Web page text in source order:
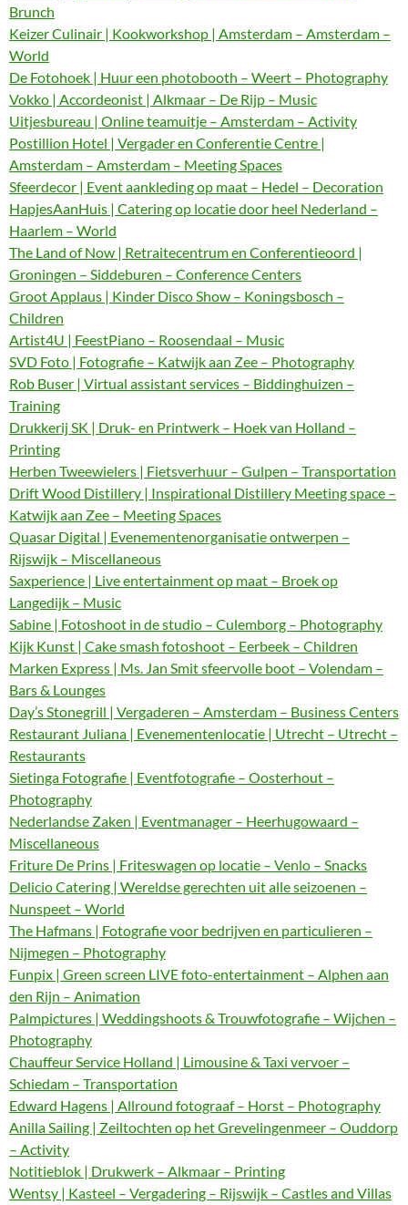
Brunch
Keizer Culinair | Kookworkshop | Amsterdam – Amsterdam –
World
De Fotohoek | Huur een photobooth – Weert – Photography
Vokko | Accordeonist | Alkmaar – De Rijp – Music
Uitjesbureau | Online teamuitje – Amsterdam – Activity
Postillion Hotel | Vergader en Conferentie Centre |
Amsterdam – Amsterdam – Meeting Spaces
Sfeerdecor | Event aankleding op maat – Hedel – Decoration
HapjesAanHuis | Catering op locatie door heel Nederland –
Haarlem – World
The Land of Now | Retraitecentrum en Conferentieoord |
Groningen – Siddeburen – Conference Centers
Groot Applaus | Kinder Disco Show – Koningsbosch –
Children
Artist4U | FeestPiano – Roosendaal – Music
SVD Foto | Fotografie – Katwijk aan Zee – Photography
Rob Buser | Virtual assistant services – Biddinghuizen –
Training
Drukkerij SK | Druk- en Printwerk – Hoek van Holland –
Printing
Herben Tweewielers | Fietsverhuur – Gulpen – Transportation
Drift Wood Distillery | Inspirational Distillery Meeting space –
Katwijk aan Zee – Meeting Spaces
Quasar Digital | Evenementenorganisatie ontwerpen –
Rijswijk – Miscellaneous
Saxperience | Live entertainment op maat – Broek op
Langedijk – Music
Sabine | Fotoshoot in de studio – Culemborg – Photography
Kijk Kunst | Cake smash fotoshoot – Eerbeek – Children
Marken Express | Ms. Jan Smit sfeervolle boot – Volendam –
Bars & Lounges
Day’s Stonegrill | Vergaderen – Amsterdam – Business Centers
Restaurant Juliana | Evenementenlocatie | Utrecht – Utrecht –
Restaurants
Sietinga Fotografie | Eventfotografie – Oosterhout –
Photography
Nederlandse Zaken | Eventmanager – Heerhugowaard –
Miscellaneous
Friture De Prins | Friteswagen op locatie – Venlo – Snacks
Delicio Catering | Wereldse gerechten uit alle seizoenen –
Nunspeet – World
The Hafmans | Fotografie voor bedrijven en particulieren –
Nijmegen – Photography
Funpix | Green screen LIVE foto-entertainment – Alphen aan
den Rijn – Animation
Palmpictures | Weddingshoots & Trouwfotografie – Wijchen –
Photography
Chauffeur Service Holland | Limousine & Taxi vervoer –
Schiedam – Transportation
Edward Hagens | Allround fotograaf – Horst – Photography
Anilla Sailing | Zeiltochten op het Grevelingenmeer – Ouddorp
– Activity
Notitieblok | Drukwerk – Alkmaar – Printing
Wentsy | Kasteel – Vergadering – Rijswijk – Castles and Villas